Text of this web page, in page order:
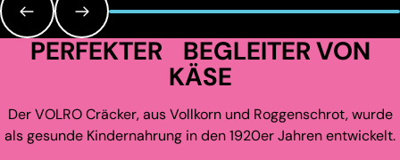
PERFEKTER BEGLEITER VON
KÄSE
Der VOLRO Cräcker, aus Vollkorn und Roggenschrot, wurde
als gesunde Kindernahrung in den 1920er Jahren entwickelt.